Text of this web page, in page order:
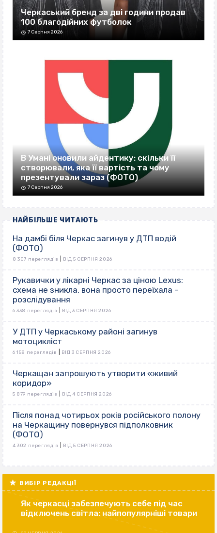
Черкаський бренд за дві години продав
100 благодійних футболок
7 Серпня 2026
В Умані оновили айдентику: скільки її
створювали, яка її вартість та чому
презентували зараз (ФОТО)
7 Серпня 2026
НАЙБІЛЬШЕ ЧИТАЮТЬ
На дамбі біля Черкас загинув у ДТП водій
(ФОТО)
8 307 переглядів ВІД 5 СЕРПНЯ 2026
Рукавички у лікарні Черкас за ціною Lexus:
схема не зникла, вона просто переїхала –
розслідування
6 338 переглядів ВІД 3 СЕРПНЯ 2026
У ДТП у Черкаському районі загинув
мотоцикліст
6 158 переглядів ВІД 3 СЕРПНЯ 2026
Черкащан запрошують утворити «живий
коридор»
5 879 переглядів ВІД 4 СЕРПНЯ 2026
Після понад чотирьох років російського полону
на Черкащину повернувся підполковник
(ФОТО)
4 302 переглядів ВІД 5 СЕРПНЯ 2026
ВИБІР РЕДАКЦІЇ
Як черкасці забезпечують себе під час
відключень світла: найпопулярніші товари